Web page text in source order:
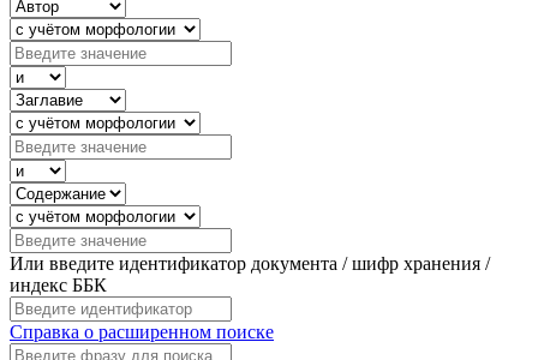
Или введите идентификатор документа / шифр хранения /
индекс ББК
Справка о расширенном поиске